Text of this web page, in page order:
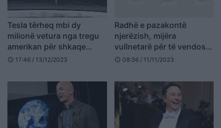
Tesla tërheq mbi dy
milionë vetura nga tregu
amerikan për shkaqe
sigurie
schedule 17:46 / 13/12/2023
Radhë e pazakontë
njerëzish, mijëra
vullnetarë për të vendosur
“çip” në tru
schedule 08:36 / 11/11/2023